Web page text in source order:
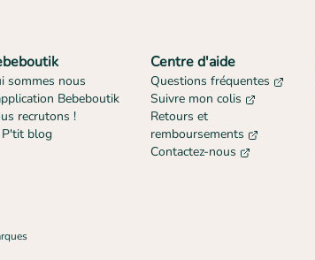
sommes nous
Bebeboutik
recrutons !
P'tit blog
Centre d'aide
Questions fréquentes
Suivre mon colis
Retours et
remboursements
Contactez-nous